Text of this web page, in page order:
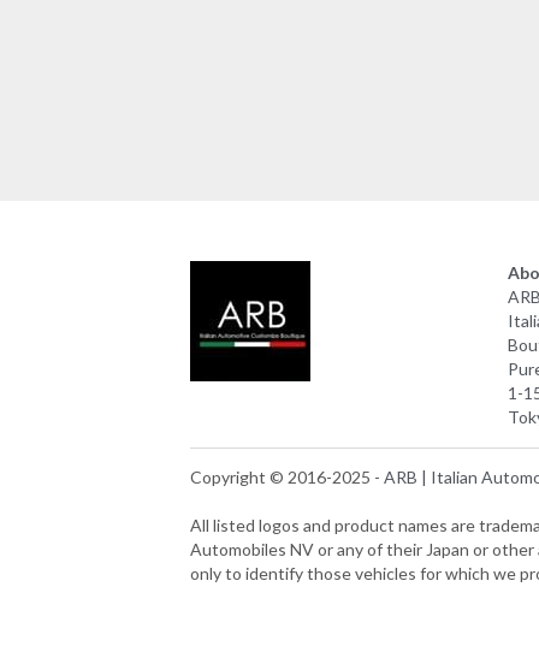
1-
Copyright © 2016-2025 - ARB | Italian
All listed logos and product names are
Automobiles NV or any of their Japan or
only to identify those vehicles for which we